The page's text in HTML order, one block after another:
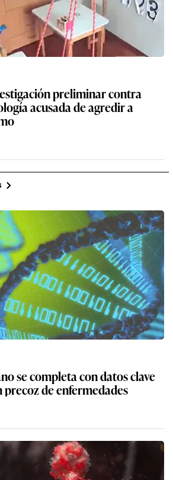
preliminar contra
acusada de agredir a
se completa con datos clave
de enfermedades